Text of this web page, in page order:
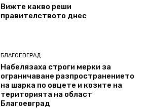
Вижте какво реши
правителството днес
БЛАГОЕВГРАД
Набелязаха строги мерки за
ограничаване разпространението
на шарка по овцете и козите на
територията на област
Благоевград